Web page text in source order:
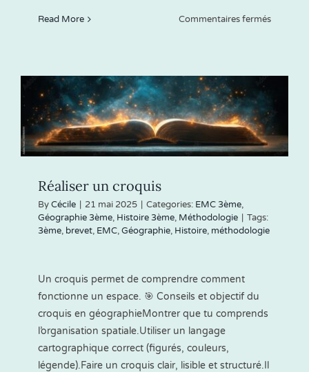
Read More Commentaires ferméssur
Réaliser un croquis
ByCécile | 21 mai 2025 | Categories: EMC 3ème,
Géographie 3ème, Histoire 3ème, Méthodologie | Tags:
3ème, brevet, EMC,Géographie, Histoire, méthodologie
Un croquis permet de comprendre comment
fonctionne un espace. 🎯 Conseils et objectif du
croquis en géographieMontrer que tu comprends
l’organisation spatiale.Utiliser un langage
cartographique correct (figurés, couleurs,
légende).Faire un croquis clair, lisible et structuré.Il